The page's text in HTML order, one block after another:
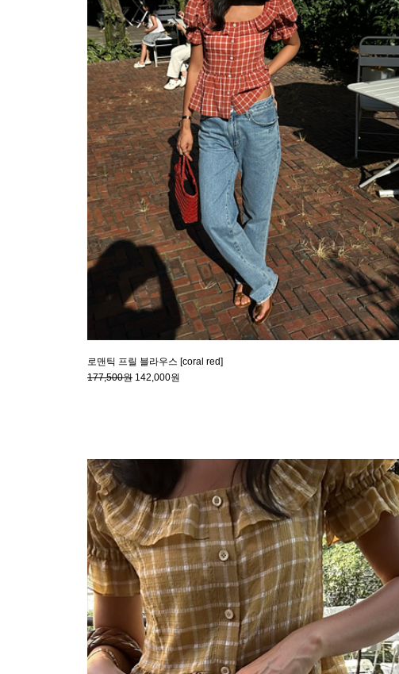
로맨틱 프릴 블라우스 [coral red]
177,500원 142,000원